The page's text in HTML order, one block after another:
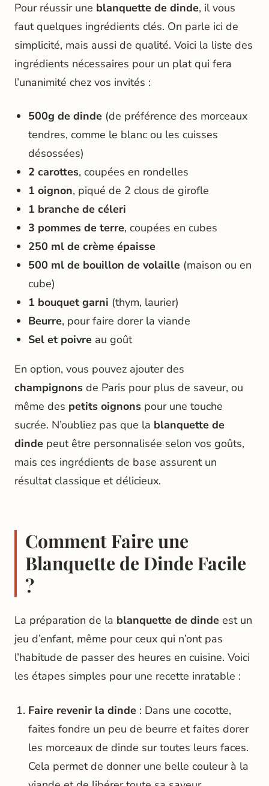
Pour réussir une blanquette de dinde, il vous
faut quelques ingrédients clés. On parle ici de
simplicité, mais aussi de qualité. Voici la liste des
ingrédients nécessaires pour un plat qui fera
l’unanimité chez vos invités :
500g de dinde(de préférence des morceaux
tendres, comme le blanc ou les cuisses
désossées)
2 carottes, coupées en rondelles
1 oignon, piqué de 2 clous de girofle
1 branche de céleri
3 pommes de terre, coupées en cubes
250 ml de crème épaisse
500 ml de bouillon de volaille(maison ou en
cube)
1 bouquet garni (thym, laurier)
Beurre, pour faire dorer la viande
Sel et poivreau goût
En option, vous pouvez ajouter des
champignons de Paris pour plus de saveur, ou
même des petits oignons pour une touche
sucrée. N’oubliez pas que la blanquette de
dinde peut être personnalisée selon vos goûts,
mais ces ingrédients de base assurent un
résultat classique et délicieux.
Comment Faire une
Blanquette de Dinde Facile
?
La préparation de la blanquette de dinde est un
jeu d’enfant, même pour ceux qui n’ont pas
l’habitude de passer des heures en cuisine. Voici
les étapes simples pour une recette inratable :
Faire revenir la dinde: Dans une cocotte,
faites fondre un peu de beurre et faites dorer
les morceaux de dinde sur toutes leurs faces.
Cela permet de donner une belle couleur à la